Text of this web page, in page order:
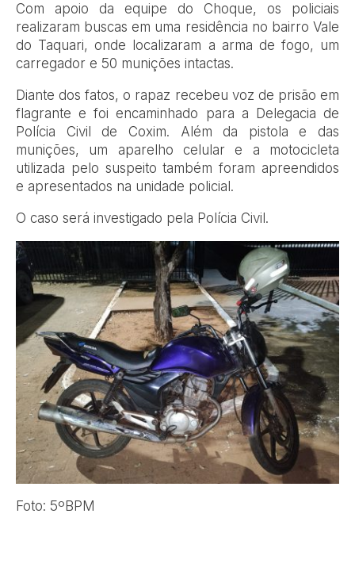
Com apoio da equipe do Choque, os policiais
realizaram buscas em uma residência no bairro Vale
do Taquari, onde localizaram a arma de fogo, um
carregador e 50 munições intactas.
Diante dos fatos, o rapaz recebeu voz de prisão em
flagrante e foi encaminhado para a Delegacia de
Polícia Civil de Coxim. Além da pistola e das
munições, um aparelho celular e a motocicleta
utilizada pelo suspeito também foram apreendidos
e apresentados na unidade policial.
O caso será investigado pela Polícia Civil.
Foto: 5ºBPM